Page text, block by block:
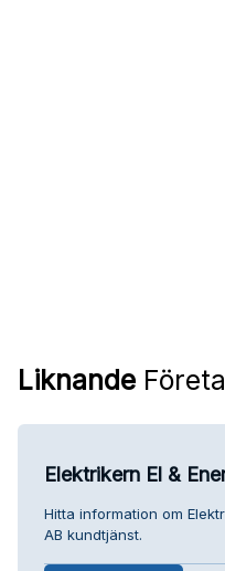
Liknande
Elektrikern El &
Hitta information om
AB kundtjänst.